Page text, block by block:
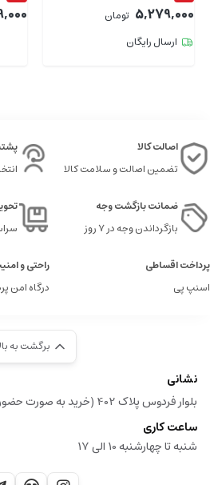
5,279,000 تومان
ارسال رایگان
اصالت کالا
تضمین اصالت و سلامت کالا
ضمانت بازگشت وجه
بازگرداندن وجه در ۷ روز
پرداخت اقساطی
اسنپ پی
راحتی و
درگاه امن
برگشت به
نشانی
بلوار فردوس پلاک 402 (خرید به صورت حضوری امکان پذیر نیست)
ساعت کاری
شنبه تا چهارشنبه 10 الی 17